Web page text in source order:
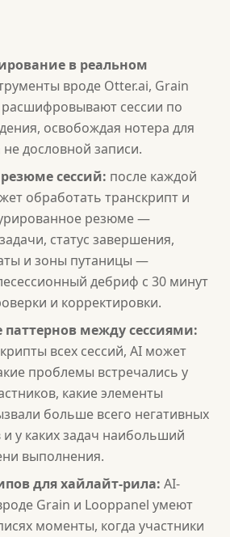
в реальном
вроде Otter.ai, Grain
сессии по
освобождая нотера для
дословной записи.
сессий: после каждой
обработать транскрипт и
резюме —
статус завершения,
и зоны путаницы —
дебриф с 30 минут
и корректировки.
между сессиями:
всех сессий, AI может
проблемы встречались у
какие элементы
больше всего негативных
у каких задач наибольший
выполнения.
для хайлайт-рила: AI-
Grain и Looppanel умеют
моменты, когда участники